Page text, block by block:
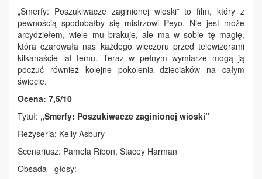
„Smerfy: Poszukiwacze zaginionej wioski” to film, który z
pewnością spodobałby się mistrzowi Peyo. Nie jest może
arcydziełem, wiele mu brakuje, ale ma w sobie tę magię,
która czarowała nas każdego wieczoru przed telewizorami
kilkanaście lat temu. Teraz w pełnym wymiarze mogą ją
poczuć również kolejne pokolenia dzieciaków na całym
świecie.
Ocena: 7,5/10
Tytuł: „Smerfy: Poszukiwacze zaginionej wioski”
Reżyseria: Kelly Asbury
Scenariusz: Pamela Ribon, Stacey Harman
Obsada - głosy: